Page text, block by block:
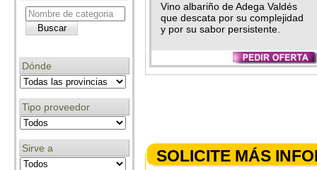
Dónde
Tipo proveedor
Sirve a
Vino albariño de Adega Valdés
que descata por su complejidad
y por su sabor persistente.
SOLICITE MÁS